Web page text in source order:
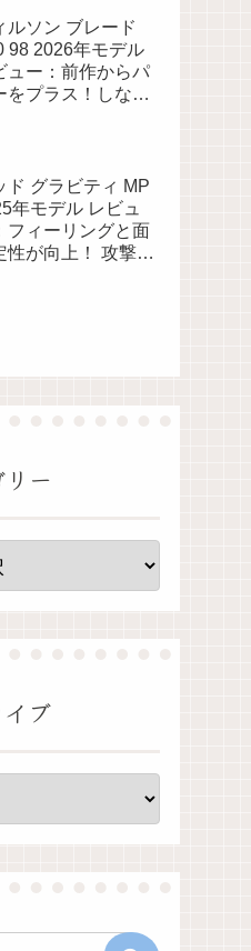
ルソン ブレード
98 2026年モデル
ュー：前作からパ
をプラス！しなり
ド グラビティ MP
年モデル レビュ
フィーリングと面
性が向上！ 攻撃を
ー
ブ